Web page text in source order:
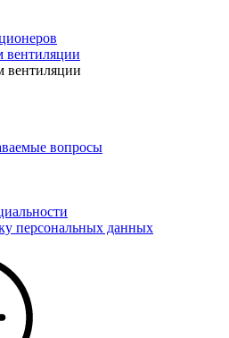
вентиляции
вентиляции
вопросы
персональных данных